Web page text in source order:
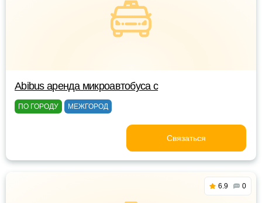
Abibus аренда микроавтобуса с
ПО ГОРОДУ МЕЖГОРОД
Связаться
6.9 0